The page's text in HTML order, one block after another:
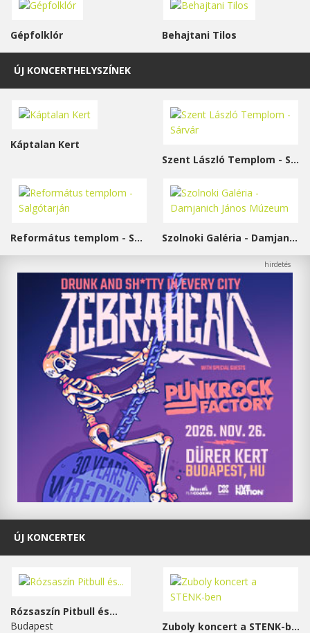
Gépfolklór Behajtani Tilos
ÚJ KONCERTHELYSZÍNEK
Káptalan Kert
Szent László Templom - Sárvár
Református templom - Salgótarján Szolnoki Galéria - Damjanich János Múzeum
ÚJ KONCERTEK
Rózsaszín Pitbull és...
Budapest
Zuboly koncert a STENK-ben